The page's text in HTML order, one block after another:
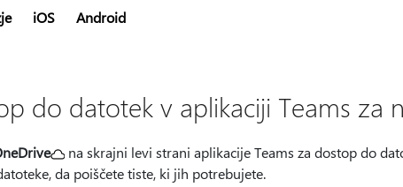
iOS Android
do datotek v aplikaciji Teams za
na skrajni levi strani aplikacije Teams za dostop do
da poiščete tiste, ki jih potrebujete.